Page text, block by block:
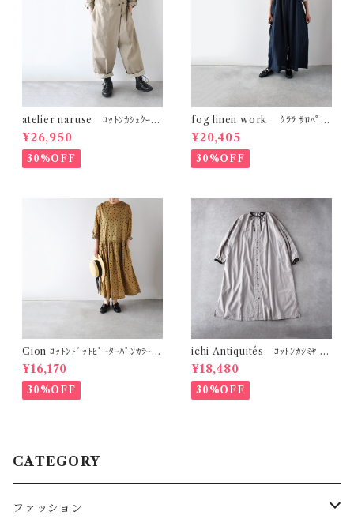
atelier naruse ｺｯﾄﾝｶｼｭｸｰﾙ
ｼﾞｬﾝﾌﾟｽｰﾂ (ﾍﾞｲｼﾞｭ) h05110
¥26,950
30%OFF
fog linen work ｸﾗﾗ ｻﾛﾍﾟｯﾄ
( ﾆｭｲ(ﾈｲﾋﾞｰ系)) LWC034
¥20,405
30%OFF
Cion ｺｯﾄﾝﾄﾞｯﾄﾋﾟｰﾀｰﾊﾟﾝｶﾗｰﾜﾝ
ﾋﾟｰｽ (ｵﾘｰﾌﾞﾌﾞﾗｳﾝ) 19-2525
9
¥16,170
30%OFF
ichi Antiquités ｺｯﾄﾝｶｼﾐﾔ ﾊﾞ
ｲｶﾗｰﾜﾝﾋﾟｰｽ (ﾅﾁｭﾗﾙ) 110061
3
¥18,480
30%OFF
CATEGORY
ファッション